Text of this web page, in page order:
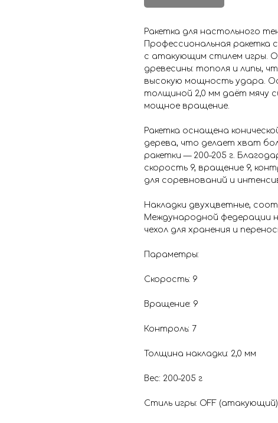
Ракетка для настольного
Профессиональная ракетка
с атакующим стилем игры.
древесины: тополя и липы,
высокую мощность удара.
толщиной 2,0 мм даёт мячу
мощное вращение.
Ракетка оснащена
дерева, что делает хват
ракетки — 200–205 г.
скорость 9, вращение 9,
для соревнований и
Накладки двухцветные,
Международной федерации
чехол для хранения и
Параметры:
Скорость: 9
Вращение: 9
Контроль: 7
Толщина накладки: 2,0 мм
Вес: 200–205 г
Стиль игры: OFF (атакующий)